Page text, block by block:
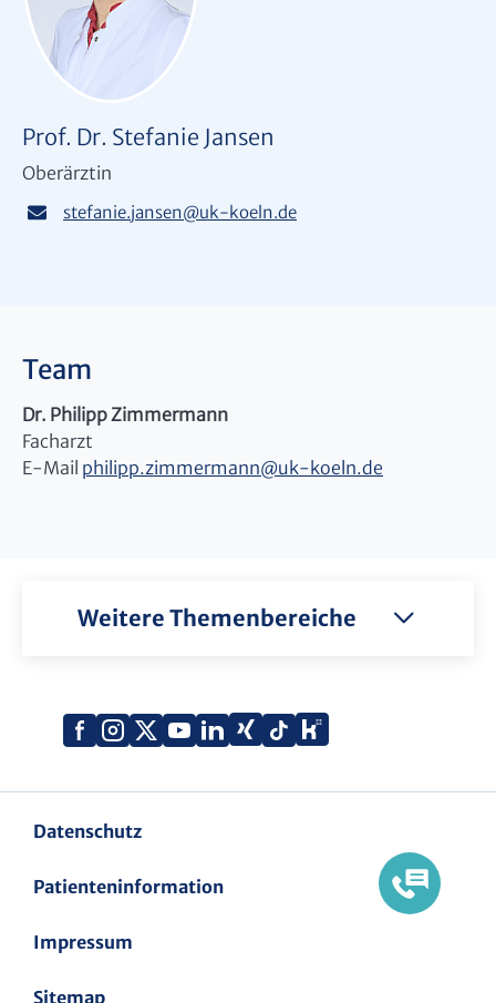
Prof. Dr. Stefanie Jansen
Oberärztin
stefanie.jansen@uk-koeln.de
Team
Dr. Philipp Zimmermann
Facharzt
E-Mail philipp.zimmermann@uk-koeln.de
Weitere Themenbereiche
Facebook
Instagram
X
YouTube
LinkedIn
Xing TiktokKununu
Datenschutz
Patienteninformation
Impressum
Sitemap